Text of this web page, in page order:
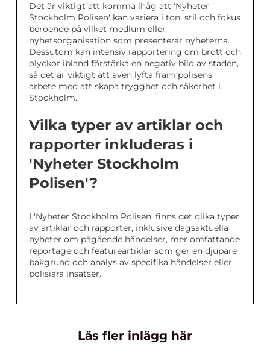
Det är viktigt att komma ihåg att 'Nyheter
Stockholm Polisen' kan variera i ton, stil och fokus
beroende på vilket medium eller
nyhetsorganisation som presenterar nyheterna.
Dessutom kan intensiv rapportering om brott och
olyckor ibland förstärka en negativ bild av staden,
så det är viktigt att även lyfta fram polisens
arbete med att skapa trygghet och säkerhet i
Stockholm.
Vilka typer av artiklar och
rapporter inkluderas i
'Nyheter Stockholm
Polisen'?
I 'Nyheter Stockholm Polisen' finns det olika typer
av artiklar och rapporter, inklusive dagsaktuella
nyheter om pågående händelser, mer omfattande
reportage och featureartiklar som ger en djupare
bakgrund och analys av specifika händelser eller
polisiära insatser.
Läs fler inlägg här